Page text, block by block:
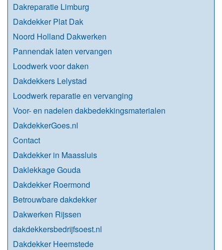
Dakreparatie Limburg
Dakdekker Plat Dak
Noord Holland Dakwerken
Pannendak laten vervangen
Loodwerk voor daken
Dakdekkers Lelystad
Loodwerk reparatie en vervanging
Voor- en nadelen dakbedekkingsmaterialen
DakdekkerGoes.nl
Contact
Dakdekker in Maassluis
Daklekkage Gouda
Dakdekker Roermond
Betrouwbare dakdekker
Dakwerken Rijssen
dakdekkersbedrijfsoest.nl
Dakdekker Heemstede